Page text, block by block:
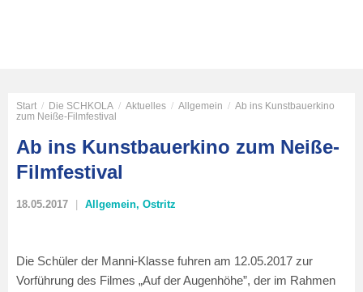
Start / Die SCHKOLA / Aktuelles / Allgemein / Ab ins Kunstbauerkino
zum Neiße-Filmfestival
Ab ins Kunstbauerkino zum Neiße-
Filmfestival
18.05.2017 Allgemein, Ostritz
Die Schüler der Manni-Klasse fuhren am 12.05.2017 zur
Vorführung des Filmes „Auf der Augenhöhe”, der im Rahmen